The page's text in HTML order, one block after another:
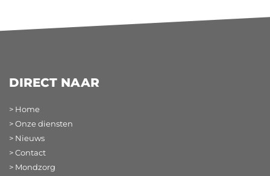
DIRECT NAAR
> Home
> Onze diensten
> Nieuws
> Contact
> Mondzorg